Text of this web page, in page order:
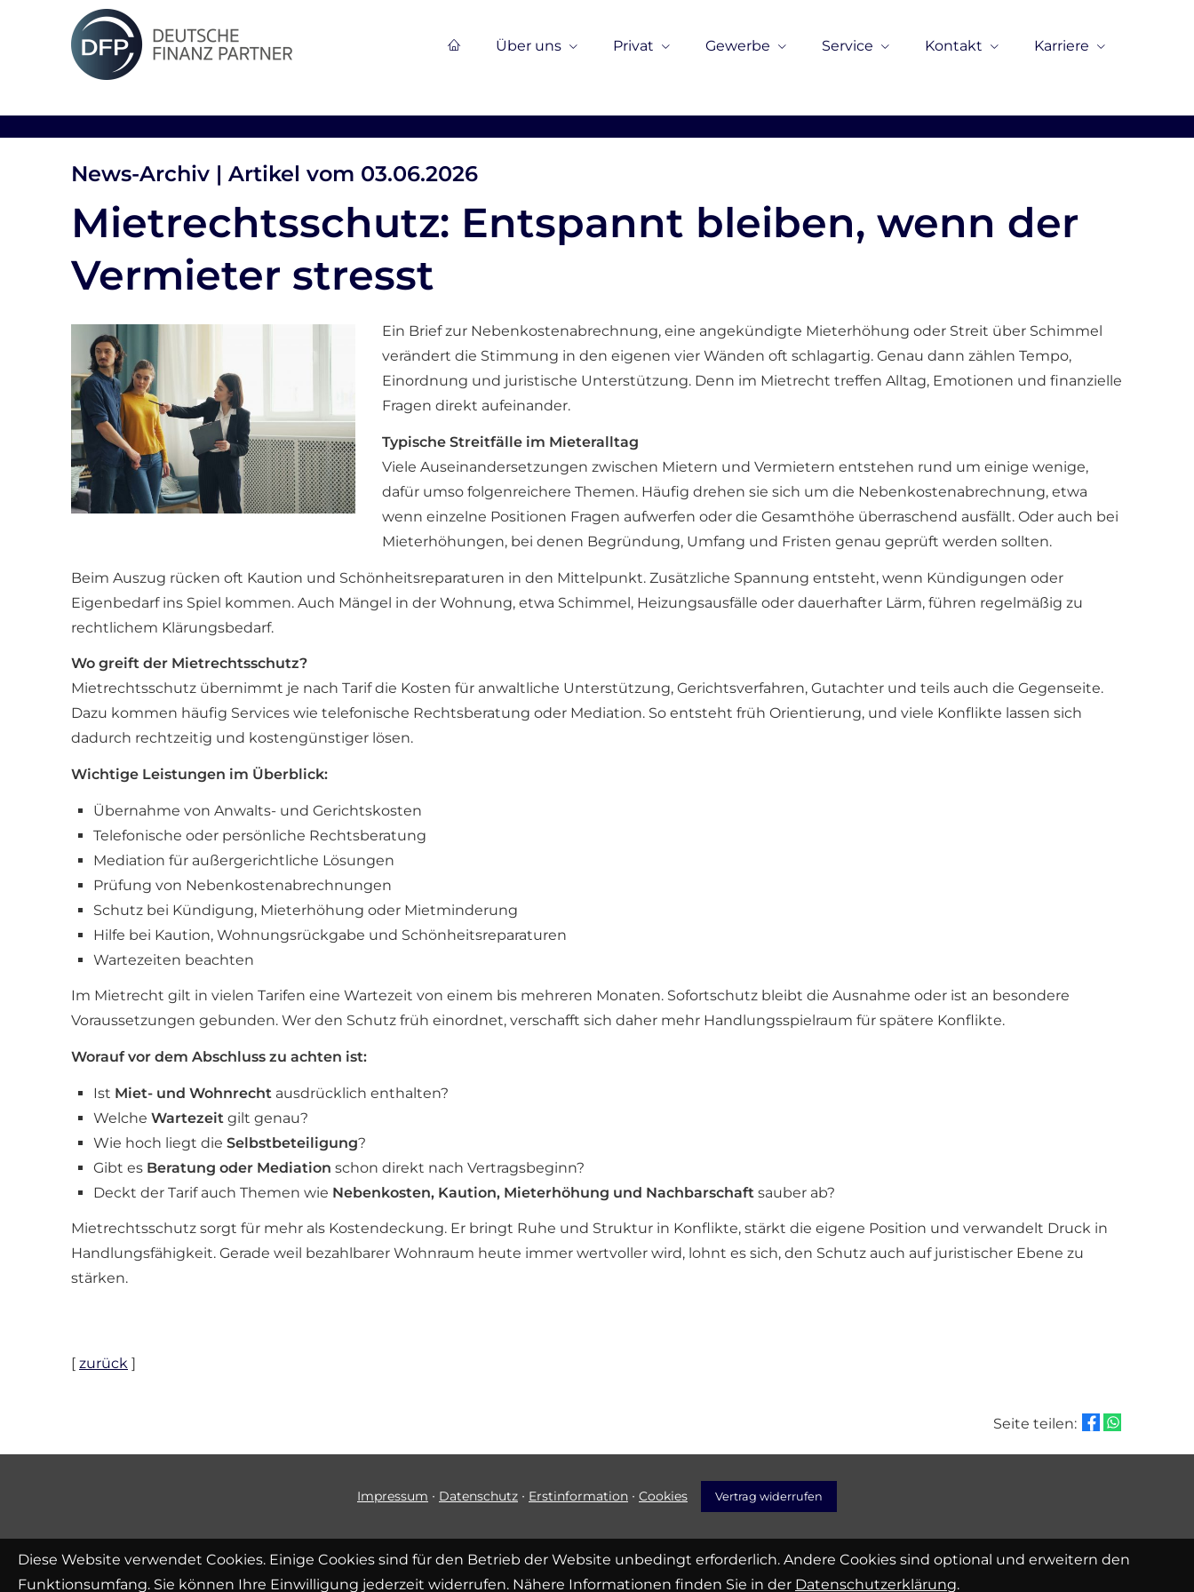
Über uns Privat Gewerbe Service Kontakt Karriere
News-Archiv | Artikel vom 03.06.2026
Mietrechtsschutz: Entspannt bleiben, wenn der
Vermieter stresst
Ein Brief zur Nebenkostenabrechnung, eine angekündigte Mieterhöhung oder Streit über Schimmel
verändert die Stimmung in den eigenen vier Wänden oft schlagartig. Genau dann zählen Tempo,
Einordnung und juristische Unterstützung. Denn im Mietrecht treffen Alltag, Emotionen und finanzielle
Fragen direkt aufeinander.
Typische Streitfälle im Mieteralltag
Viele Auseinandersetzungen zwischen Mietern und Vermietern entstehen rund um einige wenige,
dafür umso folgenreichere Themen. Häufig drehen sie sich um die Nebenkostenabrechnung, etwa
wenn einzelne Positionen Fragen aufwerfen oder die Gesamthöhe überraschend ausfällt. Oder auch bei
Mieterhöhungen, bei denen Begründung, Umfang und Fristen genau geprüft werden sollten.
Beim Auszug rücken oft Kaution und Schönheitsreparaturen in den Mittelpunkt. Zusätzliche Spannung entsteht, wenn Kündigungen oder
Eigenbedarf ins Spiel kommen. Auch Mängel in der Wohnung, etwa Schimmel, Heizungsausfälle oder dauerhafter Lärm, führen regelmäßig zu
rechtlichem Klärungsbedarf.
Wo greift der Mietrechtsschutz?
Mietrechtsschutz übernimmt je nach Tarif die Kosten für anwaltliche Unterstützung, Gerichtsverfahren, Gutachter und teils auch die Gegenseite.
Dazu kommen häufig Services wie telefonische Rechtsberatung oder Mediation. So entsteht früh Orientierung, und viele Konflikte lassen sich
dadurch rechtzeitig und kostengünstiger lösen.
Wichtige Leistungen im Überblick:
Übernahme von Anwalts- und Gerichtskosten
Telefonische oder persönliche Rechtsberatung
Mediation für außergerichtliche Lösungen
Prüfung von Nebenkostenabrechnungen
Schutz bei Kündigung, Mieterhöhung oder Mietminderung
Hilfe bei Kaution, Wohnungsrückgabe und Schönheitsreparaturen
Wartezeiten beachten
Im Mietrecht gilt in vielen Tarifen eine Wartezeit von einem bis mehreren Monaten. Sofortschutz bleibt die Ausnahme oder ist an besondere
Voraussetzungen gebunden. Wer den Schutz früh einordnet, verschafft sich daher mehr Handlungsspielraum für spätere Konflikte.
Worauf vor dem Abschluss zu achten ist:
Ist Miet- und Wohnrecht ausdrücklich enthalten?
Welche Wartezeit gilt genau?
Wie hoch liegt die Selbstbeteiligung?
Gibt es Beratung oder Mediation schon direkt nach Vertragsbeginn?
Deckt der Tarif auch Themen wie Nebenkosten, Kaution, Mieterhöhung und Nachbarschaft sauber ab?
Mietrechtsschutz sorgt für mehr als Kostendeckung. Er bringt Ruhe und Struktur in Konflikte, stärkt die eigene Position und verwandelt Druck in
Handlungsfähigkeit. Gerade weil bezahlbarer Wohnraum heute immer wertvoller wird, lohnt es sich, den Schutz auch auf juristischer Ebene zu
stärken.
[ zurück ]
Seite teilen:
Impressum · Datenschutz · Erstinformation · Cookies Vertrag widerrufen
Diese Website verwendet Cookies. Einige Cookies sind für den Betrieb der Website unbedingt erforderlich. Andere Cookies sind optional und erweitern den
Funktionsumfang. Sie können Ihre Einwilligung jederzeit widerrufen. Nähere Informationen finden Sie in der Datenschutzerklärung.